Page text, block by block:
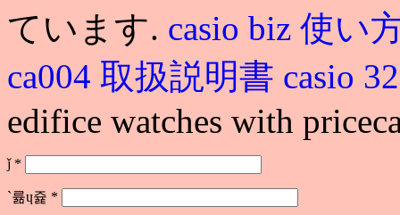
ています. casio biz 使い
ca004 取扱説明書 casio
edifice watches with
ǰ *
`륢ɥ쥹 *